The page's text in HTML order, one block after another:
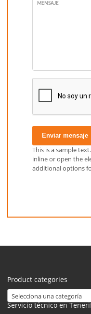
MENSAJE
Enviar mensaje
This is a sample
inline or open the
additional options
Product categories
Selecciona una categoría
Servicio técnico en